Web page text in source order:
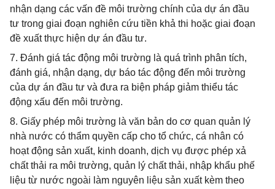
nhận dạng các vấn đề môi trường chính của dự án đầu
tư trong giai đoạn nghiên cứu tiền khả thi hoặc giai đoạn
đề xuất thực hiện dự án đầu tư.
7. Đánh giá tác động môi trường là quá trình phân tích,
đánh giá, nhận dạng, dự báo tác động đến môi trường
của dự án đầu tư và đưa ra biện pháp giảm thiểu tác
động xấu đến môi trường.
8. Giấy phép môi trường là văn bản do cơ quan quản lý
nhà nước có thẩm quyền cấp cho tổ chức, cá nhân có
hoạt động sản xuất, kinh doanh, dịch vụ được phép xả
chất thải ra môi trường, quản lý chất thải, nhập khẩu phế
liệu từ nước ngoài làm nguyên liệu sản xuất kèm theo